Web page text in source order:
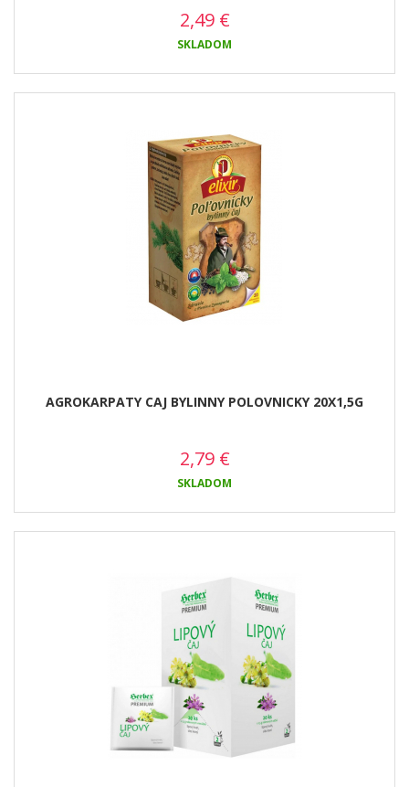
2,49 €
SKLADOM
AGROKARPATY CAJ BYLINNY POLOVNICKY 20X1,5G
2,79 €
SKLADOM